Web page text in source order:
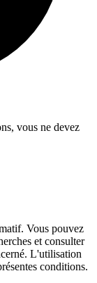
vous ne devez
Vous pouvez
et consulter
L'utilisation
conditions.